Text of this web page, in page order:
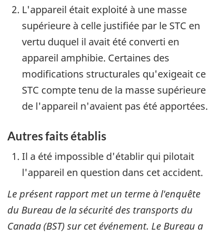
L'appareil était exploité à une masse
supérieure à celle justifiée par le STC en
vertu duquel il avait été converti en
appareil amphibie. Certaines des
modifications structurales qu'exigeait ce
STC compte tenu de la masse supérieure
de l'appareil n'avaient pas été apportées.
Autres faits établis
Il a été impossible d'établir qui pilotait
l'appareil en question dans cet accident.
Le présent rapport met un terme à l'enquête
du Bureau de la sécurité des transports du
Canada (BST) sur cet événement. Le Bureau a